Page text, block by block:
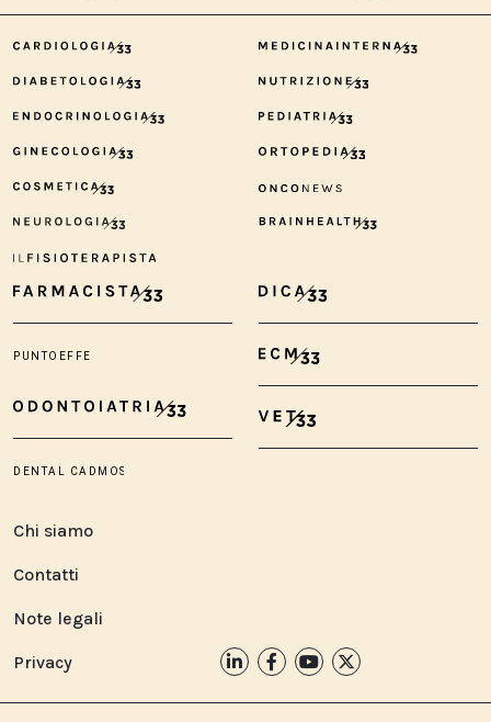
Chi siamo
Contatti
Note legali
Privacy